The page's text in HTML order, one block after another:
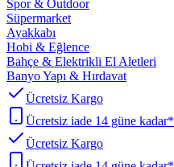
Spor & Outdoor
Süpermarket
Ayakkabı
Hobi & Eğlence
Bahçe & Elektrikli El Aletleri
Banyo Yapı & Hırdavat
Ücretsiz Kargo
Ücretsiz iade 14 güne kadar*
Ücretsiz Kargo